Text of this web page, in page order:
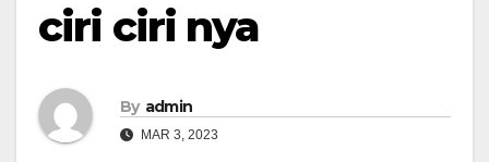
ciri ciri nya
By admin
MAR 3, 2023